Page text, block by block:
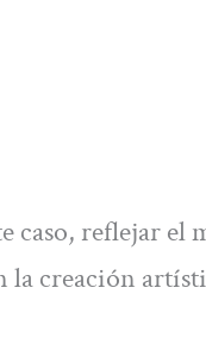
caso, reflejar el
la creación